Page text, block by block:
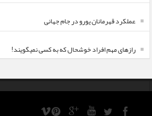
عملکرد قهرمانان یورو در جام جهانی
رازهای مهم افراد خوشحال که به کسی نمیگویند!